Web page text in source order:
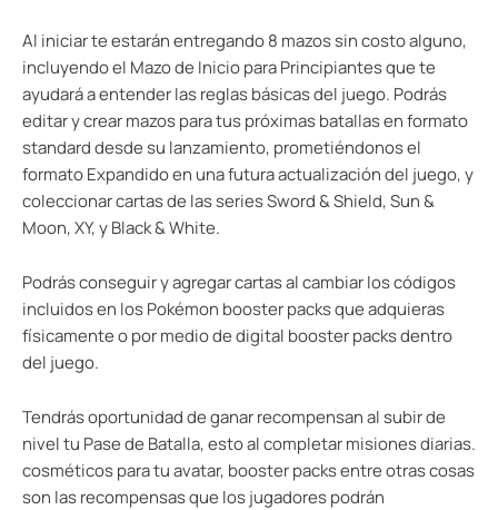
Al iniciar te estarán entregando 8 mazos sin costo alguno,
incluyendo el Mazo de Inicio para Principiantes que te
ayudará a entender las reglas básicas del juego. Podrás
editar y crear mazos para tus próximas batallas en formato
standard desde su lanzamiento, prometiéndonos el
formato Expandido en una futura actualización del juego, y
coleccionar cartas de las series Sword & Shield, Sun &
Moon, XY, y Black & White.
Podrás conseguir y agregar cartas al cambiar los códigos
incluidos en los Pokémon booster packs que adquieras
físicamente o por medio de digital booster packs dentro
del juego.
Tendrás oportunidad de ganar recompensan al subir de
nivel tu Pase de Batalla, esto al completar misiones diarias.
cosméticos para tu avatar, booster packs entre otras cosas
son las recompensas que los jugadores podrán